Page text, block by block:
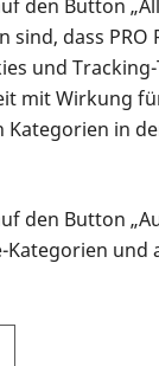
den Button
dass PRO
und
mit Wirkung
in
den Button
Kategorien